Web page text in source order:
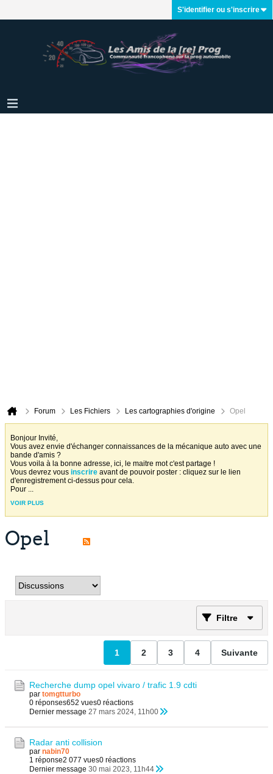
S'identifier ou s'inscrire
Forum Les Fichiers Les cartographies d'origine Opel
Bonjour Invité,
Vous avez envie d'échanger connaissances de la mécanique auto avec une
bande d'amis ?
Vous voila à la bonne adresse, ici, le maitre mot c'est partage !
Vous devrez vous inscrire avant de pouvoir poster : cliquez sur le lien
d'enregistrement ci-dessus pour cela.
Pour ...
VOIR PLUS
Opel
Filtre
1 2 3 4 Suivante
Recherche dump opel vivaro / trafic 1.9 cdti
par tomgtturbo
0 réponses652 vues0 réactions
Dernier message 27 mars 2024, 11h00
Radar anti collision
par nabin70
1 réponse2 077 vues0 réactions
Dernier message 30 mai 2023, 11h44